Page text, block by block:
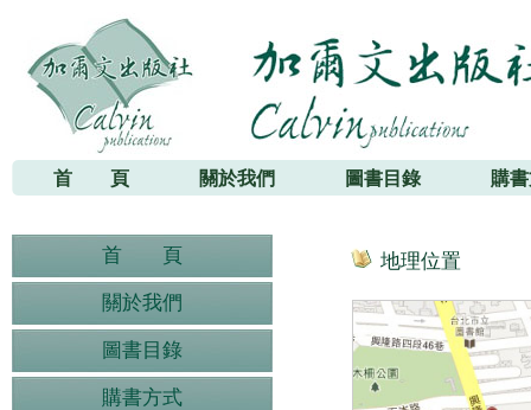
加爾文出版社
首 頁 關於我們 圖書目錄 購
首 頁
關於我們
圖書目錄
購書方式
地理位置